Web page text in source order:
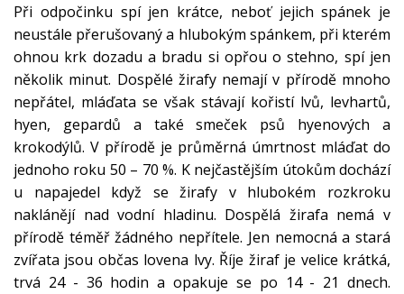
Při odpočinku spí jen krátce, neboť jejich spánek je
neustále přerušovaný a hlubokým spánkem, při kterém
ohnou krk dozadu a bradu si opřou o stehno, spí jen
několik minut. Dospělé žirafy nemají v přírodě mnoho
nepřátel, mláďata se však stávají kořistí lvů, levhartů,
hyen, gepardů a také smeček psů hyenových a
krokodýlů. V přírodě je průměrná úmrtnost mláďat do
jednoho roku 50 – 70 %. K nejčastějším útokům dochází
u napajedel když se žirafy v hlubokém rozkroku
naklánějí nad vodní hladinu. Dospělá žirafa nemá v
přírodě téměř žádného nepřítele. Jen nemocná a stará
zvířata jsou občas lovena lvy. Říje žiraf je velice krátká,
trvá 24 - 36 hodin a opakuje se po 14 - 21 dnech.